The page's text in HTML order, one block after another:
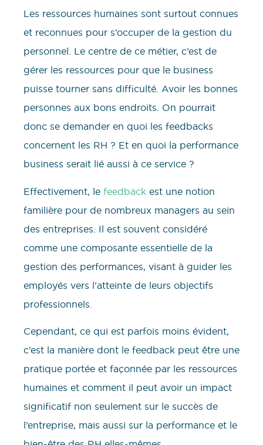
Les ressources humaines sont surtout connues
et reconnues pour s’occuper de la gestion du
personnel. Le centre de ce métier, c’est de
gérer les ressources pour que le business
puisse tourner sans difficulté. Avoir les bonnes
personnes aux bons endroits. On pourrait
donc se demander en quoi les feedbacks
concernent les RH ? Et en quoi la performance
business serait lié aussi à ce service ?
Effectivement, le feedback est une notion
familière pour de nombreux managers au sein
des entreprises. Il est souvent considéré
comme une composante essentielle de la
gestion des performances, visant à guider les
employés vers l’atteinte de leurs objectifs
professionnels.
Cependant, ce qui est parfois moins évident,
c’est la manière dont le feedback peut être une
pratique portée et façonnée par les ressources
humaines et comment il peut avoir un impact
significatif non seulement sur le succès de
l’entreprise, mais aussi sur la performance et le